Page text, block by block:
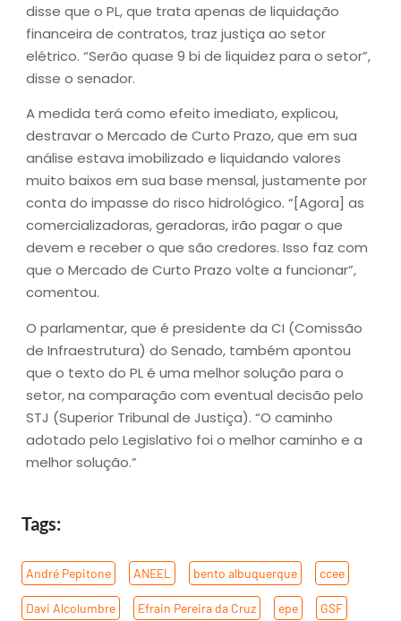
disse que o PL, que trata apenas de liquidação
financeira de contratos, traz justiça ao setor
elétrico. “Serão quase 9 bi de liquidez para o setor”,
disse o senador.
A medida terá como efeito imediato, explicou,
destravar o Mercado de Curto Prazo, que em sua
análise estava imobilizado e liquidando valores
muito baixos em sua base mensal, justamente por
conta do impasse do risco hidrológico. “[Agora] as
comercializadoras, geradoras, irão pagar o que
devem e receber o que são credores. Isso faz com
que o Mercado de Curto Prazo volte a funcionar”,
comentou.
O parlamentar, que é presidente da CI (Comissão
de Infraestrutura) do Senado, também apontou
que o texto do PL é uma melhor solução para o
setor, na comparação com eventual decisão pelo
STJ (Superior Tribunal de Justiça). “O caminho
adotado pelo Legislativo foi o melhor caminho e a
melhor solução.”
Tags:
André Pepitone ANEEL bento albuquerque ccee
Davi Alcolumbre Efrain Pereira da Cruz epe GSF